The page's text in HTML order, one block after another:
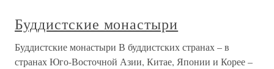
Буддистские монастыри
Буддистские монастыри В буддистских странах – в
странах Юго-Восточной Азии, Китае, Японии и Корее –